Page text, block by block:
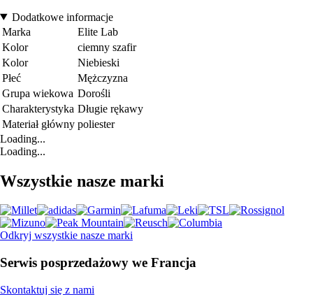
Dodatkowe informacje
Marka
Elite Lab
Kolor
ciemny szafir
Kolor
Niebieski
Płeć
Mężczyzna
Grupa wiekowa Dorośli
Charakterystyka Długie rękawy
Materiał główny poliester
Loading...
Loading...
Wszystkie nasze marki
Odkryj wszystkie nasze marki
Serwis posprzedażowy we Francja
Skontaktuj się z nami